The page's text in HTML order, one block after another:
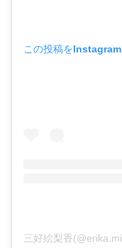
この投稿をInstagram
三好絵梨香